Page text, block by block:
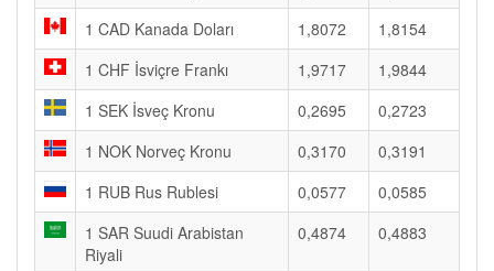
1 CAD Kanada Doları
1,8072
1,8154
1 CHF İsviçre Frankı
1,9717
1,9844
1 SEK İsveç Kronu
0,2695
0,2723
1 NOK Norveç Kronu
0,3170
0,3191
1 RUB Rus Rublesi
0,0577
0,0585
1 SAR Suudi Arabistan
Riyali
0,4874 0,4883